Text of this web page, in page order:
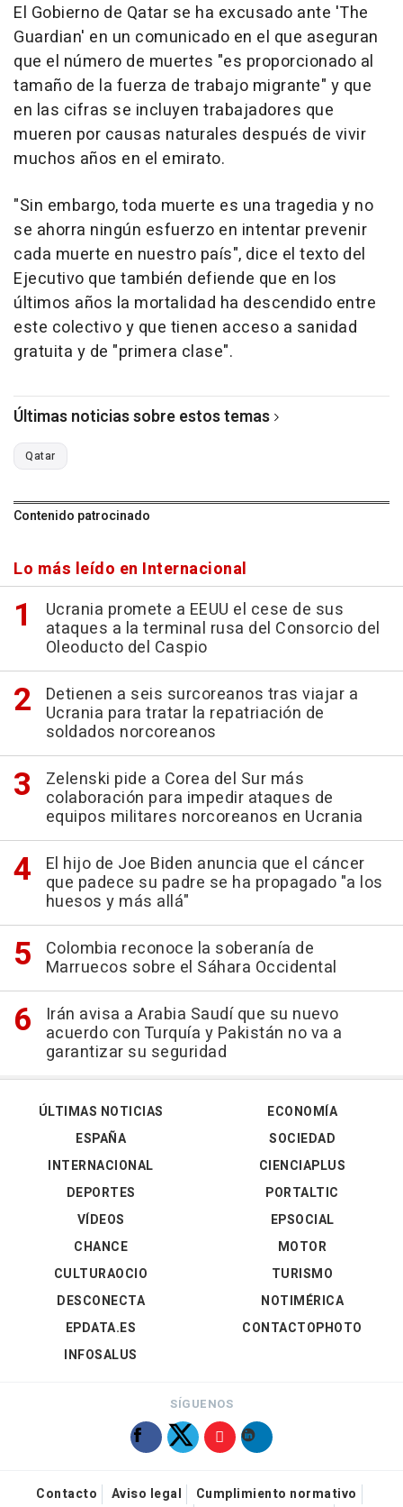
El Gobierno de Qatar se ha excusado ante 'The
Guardian' en un comunicado en el que aseguran
que el número de muertes "es proporcionado al
tamaño de la fuerza de trabajo migrante" y que
en las cifras se incluyen trabajadores que
mueren por causas naturales después de vivir
muchos años en el emirato.
"Sin embargo, toda muerte es una tragedia y no
se ahorra ningún esfuerzo en intentar prevenir
cada muerte en nuestro país", dice el texto del
Ejecutivo que también defiende que en los
últimos años la mortalidad ha descendido entre
este colectivo y que tienen acceso a sanidad
gratuita y de "primera clase".
Últimas noticias sobre estos temas
Qatar
Contenido patrocinado
Lo más leído en Internacional
Ucrania promete a EEUU el cese de sus
ataques a la terminal rusa del Consorcio del
Oleoducto del Caspio
Detienen a seis surcoreanos tras viajar a
Ucrania para tratar la repatriación de
soldados norcoreanos
Zelenski pide a Corea del Sur más
colaboración para impedir ataques de
equipos militares norcoreanos en Ucrania
El hijo de Joe Biden anuncia que el cáncer
que padece su padre se ha propagado "a los
huesos y más allá"
Colombia reconoce la soberanía de
Marruecos sobre el Sáhara Occidental
Irán avisa a Arabia Saudí que su nuevo
acuerdo con Turquía y Pakistán no va a
garantizar su seguridad
ÚLTIMAS NOTICIAS
ESPAÑA
INTERNACIONAL
DEPORTES
VÍDEOS
ECONOMÍA
SOCIEDAD
CIENCIAPLUS
PORTALTIC
EPSOCIAL
CHANCE
CULTURAOCIO
DESCONECTA
EPDATA.ES
INFOSALUS
MOTOR
TURISMO
NOTIMÉRICA
CONTACTOPHOTO
SÍGUENOS
Contacto Aviso legal
Cumplimiento normativo